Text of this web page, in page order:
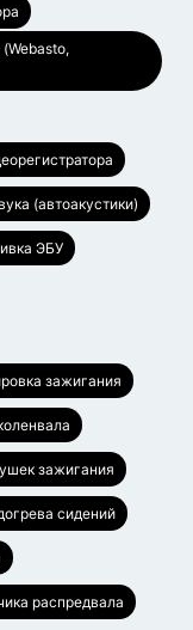
(автоакустики)
ЭБУ
зажигания
зажигания
сидений
распредвала